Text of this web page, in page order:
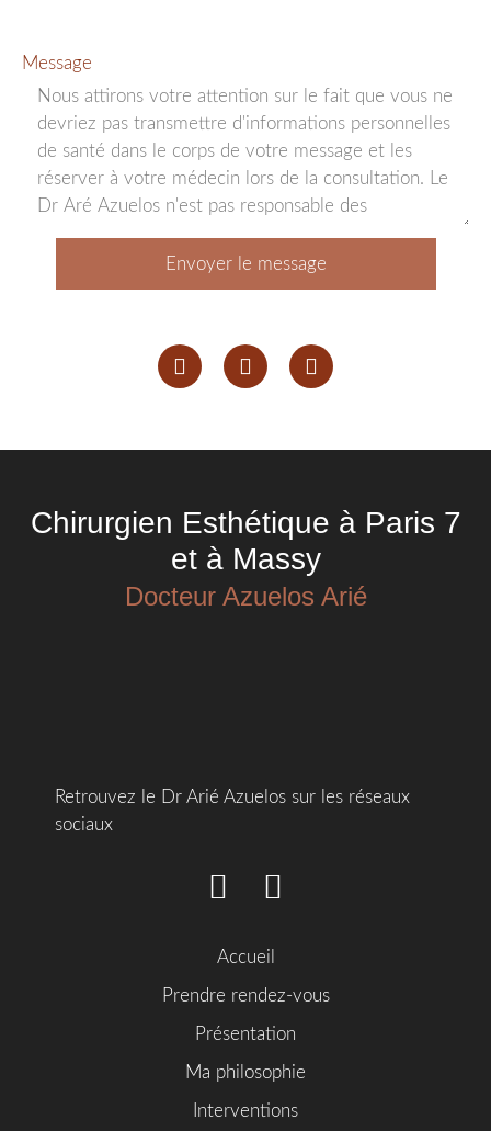
Message
Envoyer le message
Chirurgien Esthétique à Paris 7
et à Massy
Docteur Azuelos Arié
Retrouvez le Dr Arié Azuelos sur les réseaux
sociaux
Accueil
Prendre rendez-vous
Présentation
Ma philosophie
Interventions